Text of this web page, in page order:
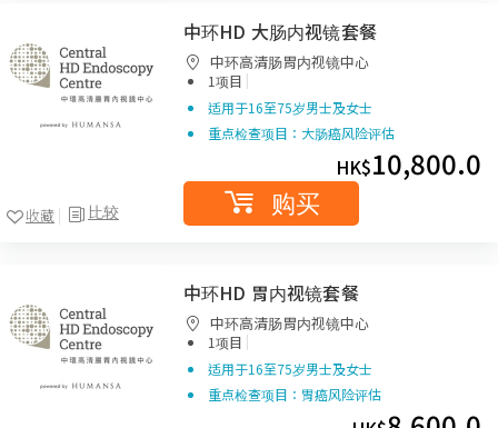
比较
收藏
中环HD 大肠内视镜套餐
中环高清肠胃内视镜中心
1项目 |
适用于16至75岁男士及女士
重点检查项目：大肠癌风险评估
HK$10,800.0
购买
中环HD 胃内视镜套餐
中环高清肠胃内视镜中心
1项目 |
适用于16至75岁男士及女士
重点检查项目：胃癌风险评估